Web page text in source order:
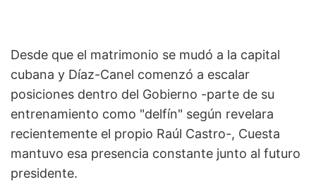
Desde que el matrimonio se mudó a la capital
cubana y Díaz-Canel comenzó a escalar
posiciones dentro del Gobierno -parte de su
entrenamiento como "delfín" según revelara
recientemente el propio Raúl Castro-, Cuesta
mantuvo esa presencia constante junto al futuro
presidente.